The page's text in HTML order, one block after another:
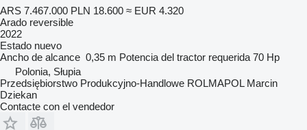
ARS 7.467.000 PLN 18.600 ≈ EUR 4.320
Arado reversible
2022
Estado nuevo
Ancho de alcance 0,35 m Potencia del tractor requerida 70 Hp
Polonia, Słupia
Przedsiębiorstwo Produkcyjno-Handlowe ROLMAPOL Marcin
Dziekan
Contacte con el vendedor